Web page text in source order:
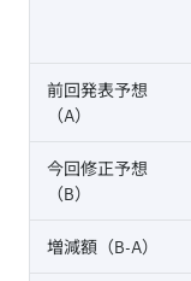
前回発表予想
（A）
今回修正予想
（B）
増減額（B-A）